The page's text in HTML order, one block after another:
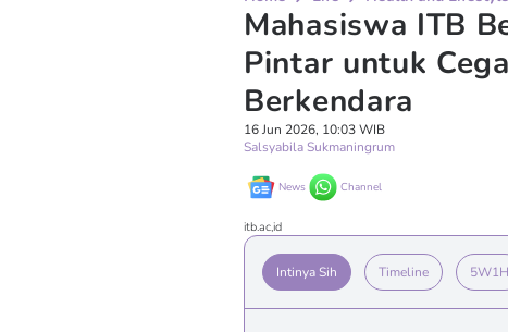
Mahasiswa ITB
Pintar untuk
Berkendara
16 Jun 2026, 10:03 WIB
Salsyabila Sukmaningrum
News Channel
itb.ac,id
Intinya Sih Timeline 5W1H